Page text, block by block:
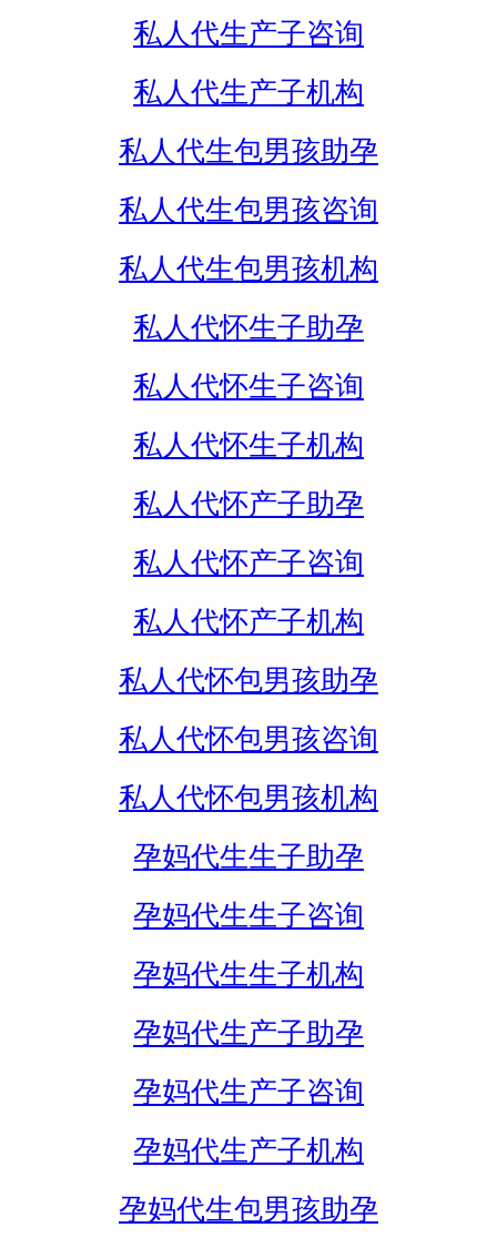
私人代生产子咨询
私人代生产子机构
私人代生包男孩助孕
私人代生包男孩咨询
私人代生包男孩机构
私人代怀生子助孕
私人代怀生子咨询
私人代怀生子机构
私人代怀产子助孕
私人代怀产子咨询
私人代怀产子机构
私人代怀包男孩助孕
私人代怀包男孩咨询
私人代怀包男孩机构
孕妈代生生子助孕
孕妈代生生子咨询
孕妈代生生子机构
孕妈代生产子助孕
孕妈代生产子咨询
孕妈代生产子机构
孕妈代生包男孩助孕